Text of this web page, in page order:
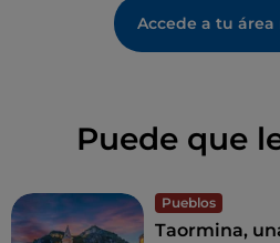
Accede a tu área
Puede que
Pueblos
Taormina,